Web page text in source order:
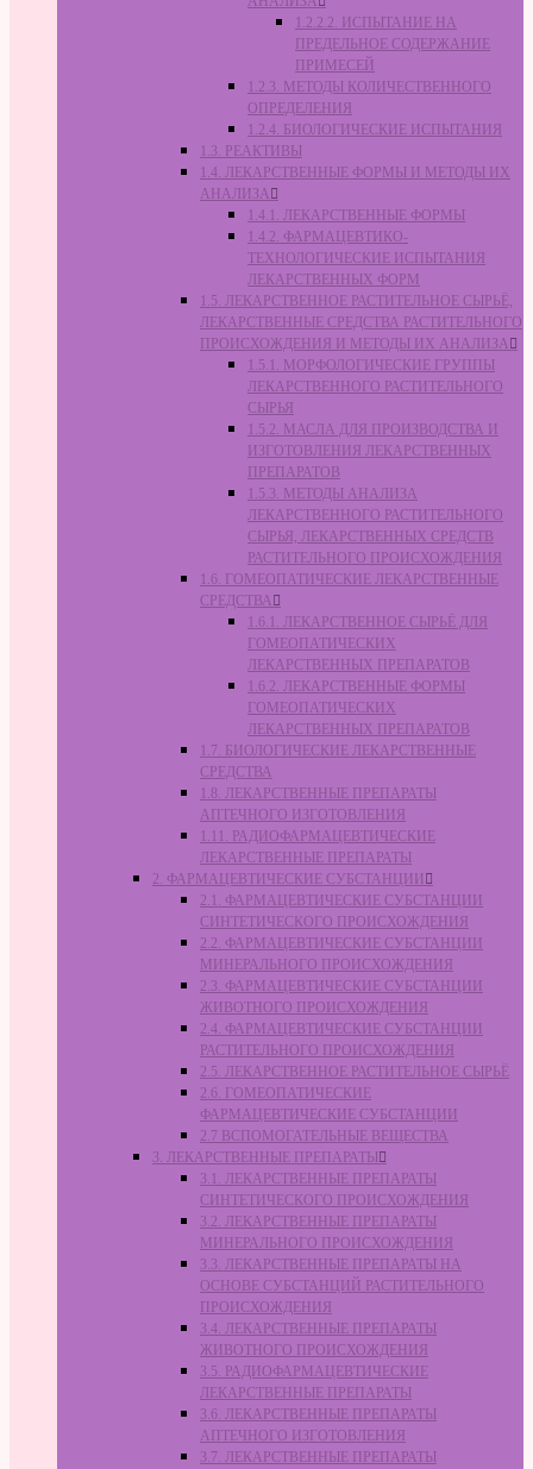
1.2.2.2. ИСПЫТАНИЕ НА
ПРЕДЕЛЬНОЕ СОДЕРЖАНИЕ
ПРИМЕСЕЙ
1.2.3. МЕТОДЫ КОЛИЧЕСТВЕННОГО
ОПРЕДЕЛЕНИЯ
1.2.4. БИОЛОГИЧЕСКИЕ ИСПЫТАНИЯ
1.3. РЕАКТИВЫ
1.4. ЛЕКАРСТВЕННЫЕ ФОРМЫ И МЕТОДЫ ИХ
АНАЛИЗА
1.4.1. ЛЕКАРСТВЕННЫЕ ФОРМЫ
1.4.2. ФАРМАЦЕВТИКО-
ТЕХНОЛОГИЧЕСКИЕ ИСПЫТАНИЯ
ЛЕКАРСТВЕННЫХ ФОРМ
1.5. ЛЕКАРСТВЕННОЕ РАСТИТЕЛЬНОЕ СЫРЬЁ,
ЛЕКАРСТВЕННЫЕ СРЕДСТВА РАСТИТЕЛЬНОГО
ПРОИСХОЖДЕНИЯ И МЕТОДЫ ИХ АНАЛИЗА
1.5.1. МОРФОЛОГИЧЕСКИЕ ГРУППЫ
ЛЕКАРСТВЕННОГО РАСТИТЕЛЬНОГО
СЫРЬЯ
1.5.2. МАСЛА ДЛЯ ПРОИЗВОДСТВА И
ИЗГОТОВЛЕНИЯ ЛЕКАРСТВЕННЫХ
ПРЕПАРАТОВ
1.5.3. МЕТОДЫ АНАЛИЗА
ЛЕКАРСТВЕННОГО РАСТИТЕЛЬНОГО
СЫРЬЯ, ЛЕКАРСТВЕННЫХ СРЕДСТВ
РАСТИТЕЛЬНОГО ПРОИСХОЖДЕНИЯ
1.6. ГОМЕОПАТИЧЕСКИЕ ЛЕКАРСТВЕННЫЕ
СРЕДСТВА
1.6.1. ЛЕКАРСТВЕННОЕ СЫРЬЁ ДЛЯ
ГОМЕОПАТИЧЕСКИХ
ЛЕКАРСТВЕННЫХ ПРЕПАРАТОВ
1.6.2. ЛЕКАРСТВЕННЫЕ ФОРМЫ
ГОМЕОПАТИЧЕСКИХ
ЛЕКАРСТВЕННЫХ ПРЕПАРАТОВ
1.7. БИОЛОГИЧЕСКИЕ ЛЕКАРСТВЕННЫЕ
СРЕДСТВА
1.8. ЛЕКАРСТВЕННЫЕ ПРЕПАРАТЫ
АПТЕЧНОГО ИЗГОТОВЛЕНИЯ
1.11. РАДИОФАРМАЦЕВТИЧЕСКИЕ
ЛЕКАРСТВЕННЫЕ ПРЕПАРАТЫ
2. ФАРМАЦЕВТИЧЕСКИЕ СУБСТАНЦИИ
2.1. ФАРМАЦЕВТИЧЕСКИЕ СУБСТАНЦИИ
СИНТЕТИЧЕСКОГО ПРОИСХОЖДЕНИЯ
2.2. ФАРМАЦЕВТИЧЕСКИЕ СУБСТАНЦИИ
МИНЕРАЛЬНОГО ПРОИСХОЖДЕНИЯ
2.3. ФАРМАЦЕВТИЧЕСКИЕ СУБСТАНЦИИ
ЖИВОТНОГО ПРОИСХОЖДЕНИЯ
2.4. ФАРМАЦЕВТИЧЕСКИЕ СУБСТАНЦИИ
РАСТИТЕЛЬНОГО ПРОИСХОЖДЕНИЯ
2.5. ЛЕКАРСТВЕННОЕ РАСТИТЕЛЬНОЕ СЫРЬЁ
2.6. ГОМЕОПАТИЧЕСКИЕ
ФАРМАЦЕВТИЧЕСКИЕ СУБСТАНЦИИ
2.7 ВСПОМОГАТЕЛЬНЫЕ ВЕЩЕСТВА
3. ЛЕКАРСТВЕННЫЕ ПРЕПАРАТЫ
3.1. ЛЕКАРСТВЕННЫЕ ПРЕПАРАТЫ
СИНТЕТИЧЕСКОГО ПРОИСХОЖДЕНИЯ
3.2. ЛЕКАРСТВЕННЫЕ ПРЕПАРАТЫ
МИНЕРАЛЬНОГО ПРОИСХОЖДЕНИЯ
3.3. ЛЕКАРСТВЕННЫЕ ПРЕПАРАТЫ НА
ОСНОВЕ СУБСТАНЦИЙ РАСТИТЕЛЬНОГО
ПРОИСХОЖДЕНИЯ
3.4. ЛЕКАРСТВЕННЫЕ ПРЕПАРАТЫ
ЖИВОТНОГО ПРОИСХОЖДЕНИЯ
3.5. РАДИОФАРМАЦЕВТИЧЕСКИЕ
ЛЕКАРСТВЕННЫЕ ПРЕПАРАТЫ
3.6. ЛЕКАРСТВЕННЫЕ ПРЕПАРАТЫ
АПТЕЧНОГО ИЗГОТОВЛЕНИЯ
3.7. ЛЕКАРСТВЕННЫЕ ПРЕПАРАТЫ